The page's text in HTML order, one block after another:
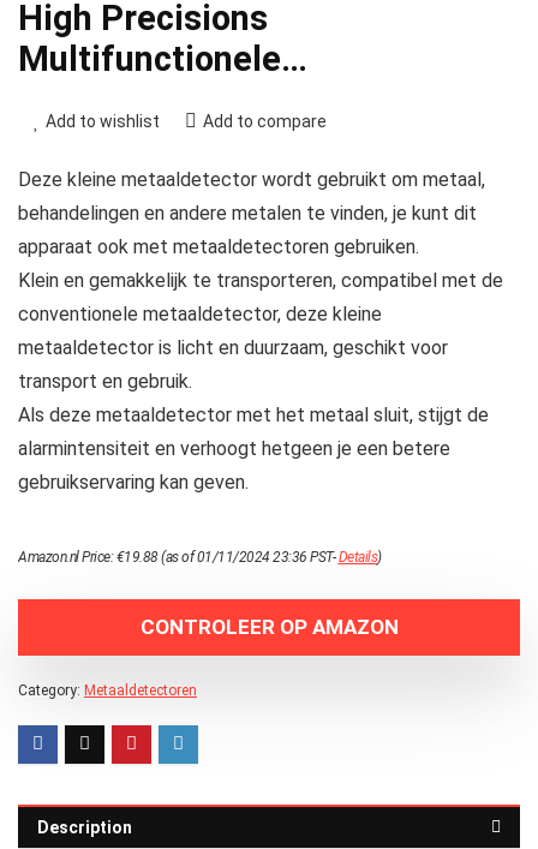
High Precisions
Multifunctionele…
Add to wishlist Add to compare
Deze kleine metaaldetector wordt gebruikt om metaal,
behandelingen en andere metalen te vinden, je kunt dit
apparaat ook met metaaldetectoren gebruiken.
Klein en gemakkelijk te transporteren, compatibel met de
conventionele metaaldetector, deze kleine
metaaldetector is licht en duurzaam, geschikt voor
transport en gebruik.
Als deze metaaldetector met het metaal sluit, stijgt de
alarmintensiteit en verhoogt hetgeen je een betere
gebruikservaring kan geven.
Amazon.nl Price:€19.88(as of 01/11/2024 23:36 PST-Details)
CONTROLEER OP AMAZON
Category: Metaaldetectoren
Description